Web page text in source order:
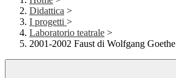
Didattica >
I progetti >
Laboratorio teatrale >
2001-2002 Faust di Wolfgang Goethe